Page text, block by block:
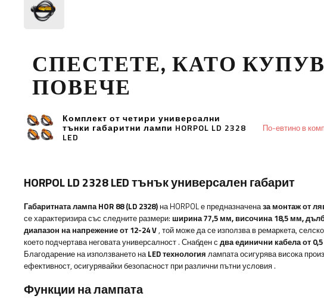
СПЕСТЕТЕ, КАТО
ПОВЕЧЕ
Комплект от четири универсални
тънки габаритни лампи HORPOL LD 2328
LED
По-евтино в
HORPOL LD 2328 LED тънък универсален габарит
Габаритната лампа HOR 88 (LD 2328) на HORPOL е предназначеназа монтаж от
се характеризира със следните размери: ширина 77,5 мм, височина 18,5 мм,
диапазон на напрежение от 12-24 V, той може да се използва в ремаркета,
което подчертава неговата универсалност . Снабден с два единични кабела от
Благодарение на използването на LED технология лампата осигурява висока
ефективност, осигурявайки безопасност при различни пътни условия .
Функции на лампата